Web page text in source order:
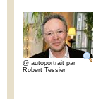
@ autoportrait par
Robert Tessier